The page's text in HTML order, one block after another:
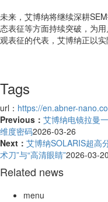
未来，艾博纳将继续深耕
态表征等方面持续突破，为
观表征的代表，艾博纳正以
Tags
url： https://en.abner-
Previous： 艾博纳电镜拉曼
维度密码2026-03-26
Next： 艾博纳SOLARIS超高
术刀”与“高清眼睛”2026-03-20
Related news
menu